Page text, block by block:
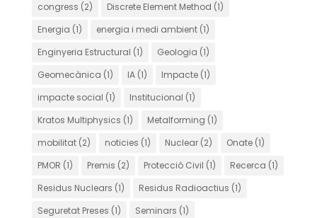
congress (2) Discrete Element Method (1)
Energia (1) energia i medi ambient(1)
Enginyeria Estructural (1) Geologia (1)
Geomecànica (1) IA(1) Impacte(1)
impacte social (1) Institucional (1)
Kratos Multiphysics (1) Metalforming (1)
mobilitat(2) noticies (1) Nuclear(2) Onate(1)
PMOR (1) Premis (2) Protecció Civil (1) Recerca (1)
Residus Nuclears (1) Residus Radioactius (1)
Seguretat Preses (1) Seminars (1)